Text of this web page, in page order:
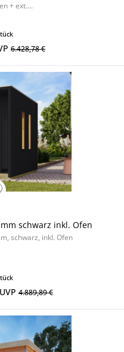
+ ext....
6.428,78 €
schwarz inkl. Ofen
schwarz, inkl. Ofen
UVP 4.889,89 €